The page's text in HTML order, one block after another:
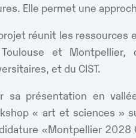
Elle permet une
réunit les ressources
et
et du CIST.
sa présentation en
« art et sciences »
«Montpellier 2028